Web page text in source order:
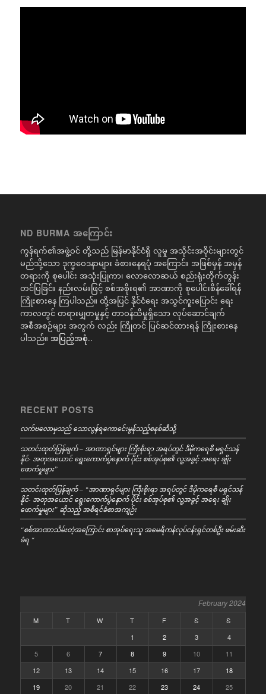
ND BURMA အကြောင်း
ကွန်ရက်၏အဖွဲ့ဝင် တို့သည် မြန်မာနိုင်ငံရှိ လူမှု အသိုင်းအဝိုင်းများတွင်
မည်သို့သော ဒုက္ခဝေဒနာများ ခံစားနေရပုံ အကြောင်း အဖြစ်မှန် အမှန်
တရားကို စုပေါင်း အသုံးပြုကာ၊ လောလောဆယ် စည်းရုံးတိုက်တွန်း
တင်ပြခြင်း နည်းလမ်းဖြင့် စစ်အစိုးရ၏ အာဏာကို စုပေါင်းစိန်ခေါ်ရန်
ကြိုးစားနေ ကြပါသည်။ ထို့အပြင် နိုင်ငံရေး အသွင်ကူးပြောင်း ရေး
ကာလတွင် တရားမျှတမှုနှင့် တာဝန်သိမှုရှိသော လုပ်ဆောင်ချက်
အစီအစဉ်များ အတွက် လည်း ကြိုတင် ပြင်ဆင်ထားရန် ကြိုးစားနေ
ပါသည်။ အပြည့်အစုံ..
RECENT POSTS
လက်ဗလောမှသည် သောလွန်ရကောင်ေးမွန်သည့်စနစ်ဆီသို့
သတင်းထုတ်ပြန်ချက် – အာဏာရှင်များ ကြီးစိုးရာ အရပ်တွင် ဒီမိုကရေစီ မရှင်သန်
နိုင်- အတုအယောင် ရွေးကောက်ပွဲနောက် ပိုင်း စစ်အုပ်စု၏ လူ့အခွင့် အရေး ချိုး
ဖောက်မှုများ”
သတင်းထုတ်ပြန်ချက် – “အာဏာရှင်များ ကြီးစိုးရာ အရပ်တွင် ဒီမိုကရေစီ မရှင်သန်
နိုင်- အတုအယောင် ရွေးကောက်ပွဲနောက် ပိုင်း စစ်အုပ်စု၏ လူ့အခွင့် အရေး ချိုး
ဖောက်မှုများ” ဆိုသည့် အစီရင်ခံစာအကျဉ်း
“စစ်အာဏာသိမ်းတဲ့အကြောင်း စာအုပ်ရေးသူ အမေရိကန်လုပ်ငန်းရှင်တစ်ဦး ဖမ်းဆီး
ခံရ “
February 2024
M T W T F S
S
1
2 3
4
5
6 7 8 9 10
11
12
13 14 15 16 17
18
19
20 21 22 23 24 25